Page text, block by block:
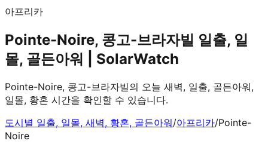
아프리카
Pointe-Noire, 콩고-브라자빌 일출, 일
몰, 골든아워 | SolarWatch
Pointe-Noire, 콩고-브라자빌의 오늘 새벽, 일출, 골든아워,
일몰, 황혼 시간을 확인할 수 있습니다.
도시별 일출, 일몰, 새벽, 황혼, 골든아워/아프리카/Pointe-
Noire